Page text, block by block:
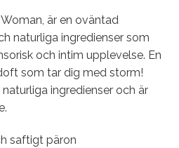
är en oväntad
naturliga ingredienser som
och intim upplevelse. En
som tar dig med storm!
ingredienser och är
saftigt päron